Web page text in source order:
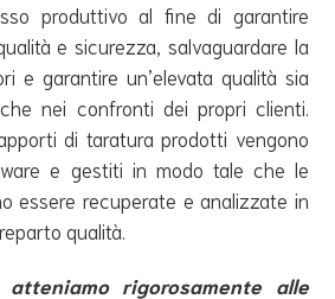
produttivo al fine di garantire
e sicurezza, salvaguardare la
e garantire un’elevata qualità sia
nei confronti dei propri clienti.
di taratura prodotti vengono
e gestiti in modo tale che le
essere recuperate e analizzate in
qualità.
rigorosamente alle